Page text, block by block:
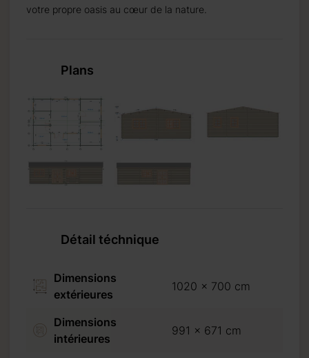
votre propre oasis au cœur de la nature.
Plans
Détail téchnique
Dimensions
extérieures
1020 x 700 cm
Dimensions
intérieures
991 x 671 cm